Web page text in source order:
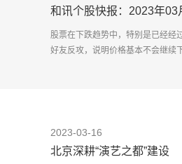
和讯个股快报：2023年03
股票在下跌趋势中，特别是已经经
好友反攻，说明价格基本不会继续
2023-03-16
北京深耕“演艺之都”建设